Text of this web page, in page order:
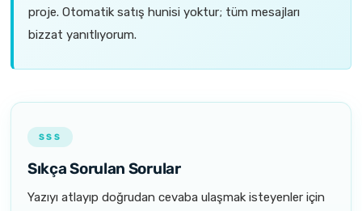
proje. Otomatik satış hunisi yoktur; tüm mesajları
bizzat yanıtlıyorum.
SSS
Sıkça Sorulan Sorular
Yazıyı atlayıp doğrudan cevaba ulaşmak isteyenler için